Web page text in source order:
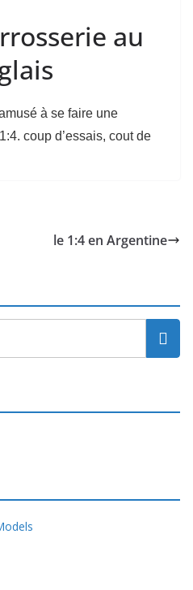
au
à se faire une
coup d’essais, cout de
le 1:4 en Argentine